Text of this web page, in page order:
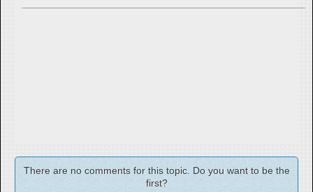
There are no comments for this topic. Do you want to be the
first?